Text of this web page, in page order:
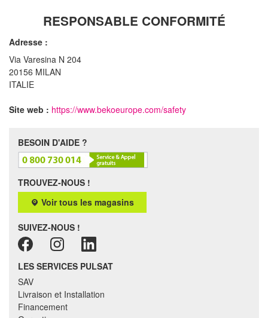
RESPONSABLE CONFORMITÉ
Adresse :
Via Varesina N 204
20156 MILAN
ITALIE
Site web : https://www.bekoeurope.com/safety
BESOIN D'AIDE ?
TROUVEZ-NOUS !
Voir tous les magasins
SUIVEZ-NOUS !
LES SERVICES PULSAT
SAV
Livraison et Installation
Financement